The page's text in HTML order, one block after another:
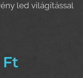
led világítással
Ft